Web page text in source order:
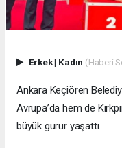
Erkek| Kadın (Haberi
Ankara Keçiören
Avrupa’da hem de
büyük gurur yaşattı.